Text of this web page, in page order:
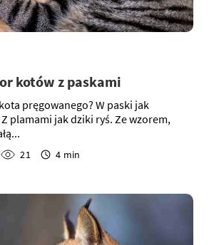
kotów z paskami
pręgowanego? W paski jak
Z plamami jak dziki ryś. Ze wzorem,
21 4 min